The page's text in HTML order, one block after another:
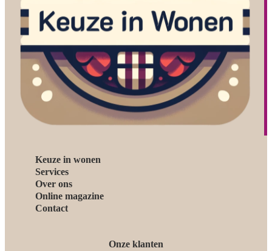
Keuze in wonen
Services
Over ons
Online magazine
Contact
Onze klanten